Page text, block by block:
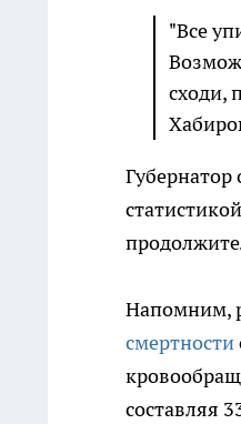
"Все
сходи,
Губернатор
Напомним,
смертности
составляя